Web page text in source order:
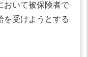
おいて被保険者で
を受けようとする